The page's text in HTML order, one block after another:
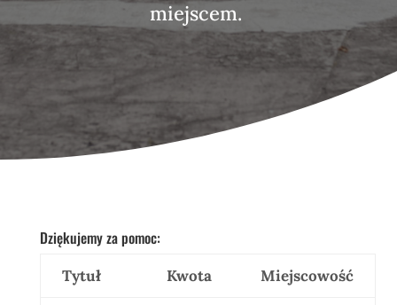
miejscem.
Dziękujemy za pomoc:
Tytuł Kwota Miejscowość